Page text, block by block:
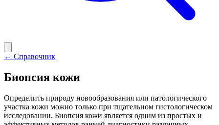
← Справочник
Биопсия кожи
Определить природу новообразования или патологического
участка кожи можно только при тщательном гистологическом
исследовании. Биопсия кожи является одним из простых и